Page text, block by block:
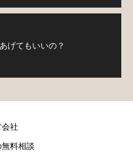
げてもいいの？
社
料相談